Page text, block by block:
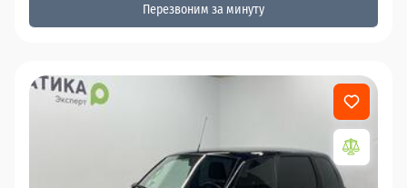
Перезвоним за минуту